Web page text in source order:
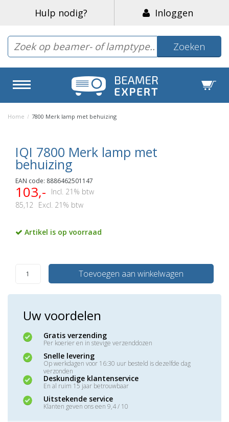
Hulp nodig? Inloggen
Zoeken
Home / 7800 Merk lamp met behuizing
IQI 7800 Merk lamp met
behuizing
EAN code: 8886462501147
103,-
Incl. 21% btw
85,12
Excl. 21% btw
Artikel is op voorraad
Toevoegen aan winkelwagen
Uw voordelen
Gratis verzending
Per koerier en in stevige verzenddozen
Snelle levering
Op werkdagen voor 16:30 uur besteld is dezelfde dag
verzonden
Deskundige klantenservice
En al ruim 15 jaar betrouwbaar
Uitstekende service
Klanten geven ons een 9,4 / 10